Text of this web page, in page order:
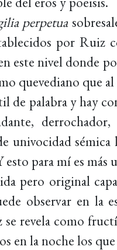
perpetua
por
este nivel donde
quevediano que
de palabra y hay
univocidad
para mí es
pero original
observar en la
revela como
en la noche los